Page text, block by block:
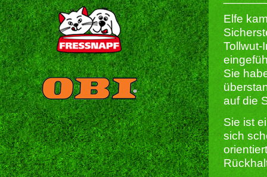
Elfe
Tollwut-
Sie
auf die
Sie ist
sich